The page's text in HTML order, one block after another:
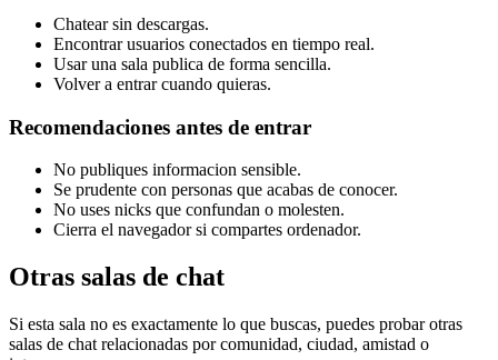
Chatear sin descargas.
Encontrar usuarios conectados en tiempo real.
Usar una sala publica de forma sencilla.
Volver a entrar cuando quieras.
Recomendaciones antes de entrar
No publiques informacion sensible.
Se prudente con personas que acabas de conocer.
No uses nicks que confundan o molesten.
Cierra el navegador si compartes ordenador.
Otras salas de chat
Si esta sala no es exactamente lo que buscas, puedes probar otras
salas de chat relacionadas por comunidad, ciudad, amistad o